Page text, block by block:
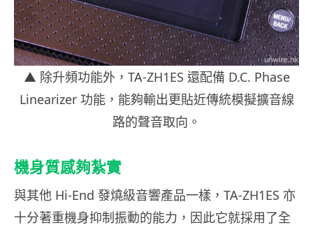
▲ 除升頻功能外，TA-ZH1ES 還配備 D.C. Phase
Linearizer 功能，能夠輸出更貼近傳統模擬擴音線
路的聲音取向。
機身質感夠紮實
與其他 Hi-End 發燒級音響產品一樣，TA-ZH1ES 亦
十分著重機身抑制振動的能力，因此它就採用了全